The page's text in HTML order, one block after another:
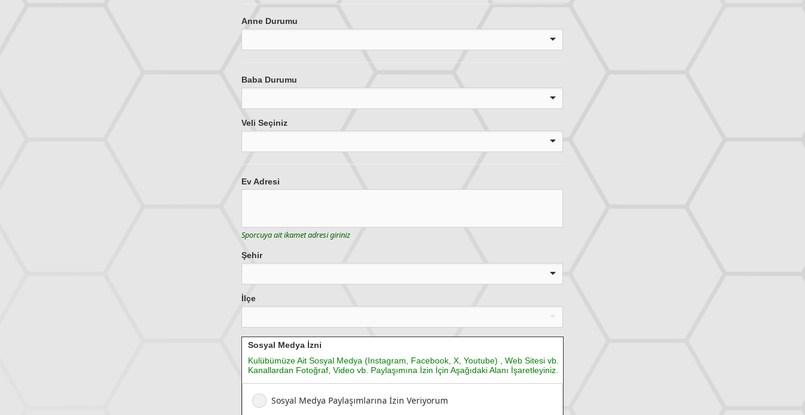
Anne Durumu
Baba Durumu
Veli Seçiniz
Ev Adresi
Sporcuya ait ikamet adresi giriniz
Şehir
İlçe
Sosyal Medya İzni
Kulübümüze Ait Sosyal Medya (Instagram, Facebook, X, Youtube) , Web Sitesi vb.
Kanallardan Fotoğraf, Video vb. Paylaşımına İzin İçin Aşağıdaki Alanı İşaretleyiniz.
Sosyal Medya Paylaşımlarına İzin Veriyorum